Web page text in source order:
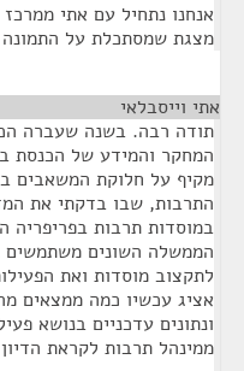
אנחנו נתחיל עם אתי
מצגת שמסתכלת על
אתי וייסבלאי
תודה רבה. בשנה שעברה
המחקר והמידע של הכנסת
מקיף על חלוקת המשאבים
התרבות, שבו בדקתי את
במוסדות תרבות בפריפריה
הממשלה השונים משתמשים
לתקצוב מוסדות ואת
אציג עכשיו כמה ממצאים
ונתונים עדכניים בנושא
ממינהל תרבות לקראת